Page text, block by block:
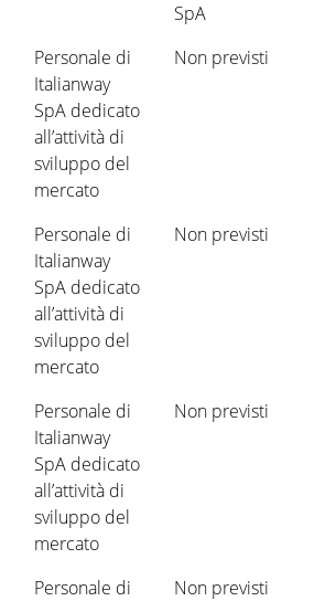
SpA
Personale di
Italianway
SpA dedicato
all’attività di
sviluppo del
mercato
Non previsti
Personale di
Italianway
SpA dedicato
all’attività di
sviluppo del
mercato
Non previsti
Personale di
Italianway
SpA dedicato
all’attività di
sviluppo del
mercato
Non previsti
Personale di
Non previsti